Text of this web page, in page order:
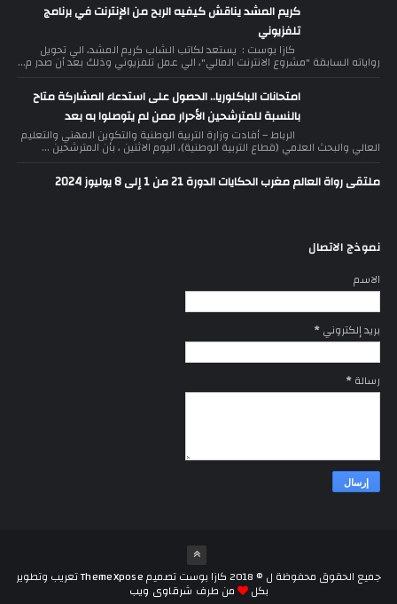
كريم المشد يناقش كيفيه الربح من الإنترنت في برنامج
تلفزيوني
كازا بوست : يستعد لكاتب الشاب كريم المشد، الي تحويل
رواياته السابقة "مشروع الانترنت المالي"، الي عمل تلفزيوني وذلك بعد أن صدر م...
امتحانات الباكلوريا.. الحصول على استدعاء المشاركة متاح
بالنسبة للمترشحين الأحرار ممن لم يتوصلوا به بعد
الرباط – أفادت وزارة التربية الوطنية والتكوين المهني والتعليم
العالي والبحث العلمي (قطاع التربية الوطنية)، اليوم الاثنين ، بأن المترشحين ...
ملتقى رواة العالم مغرب الحكايات الدورة 21 من 1 إلى 8 يوليوز 2024
نموذج الاتصال
الاسم
بريد إلكتروني*
رسالة*
جميع الحقوق محفوظة ل ©2018كازا بوستتصميمThemeXposeتعريب وتطوير
بكل من طرف شرقاوى ويب